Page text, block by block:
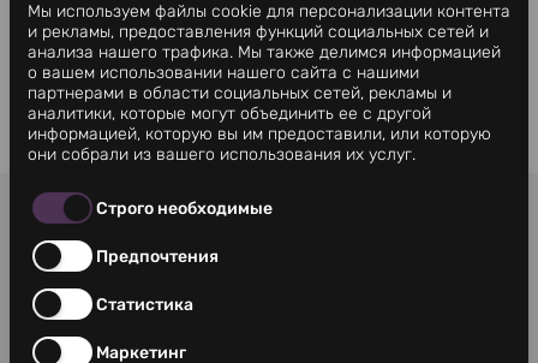
Мы используем файлы cookie для персонализации контента
и рекламы, предоставления функций социальных сетей и
анализа нашего трафика. Мы также делимся информацией
о вашем использовании нашего сайта с нашими
партнерами в области социальных сетей, рекламы и
аналитики, которые могут объединить ее с другой
информацией, которую вы им предоставили, или которую
они собрали из вашего использования их услуг.
Строго необходимые
Предпочтения
Статистика
Маркетинг
УСЛОВИЯ
КОНТАКТЫ
ПОЛИТИКА КОНФИДЕНЦИАЛЬНОСТИ